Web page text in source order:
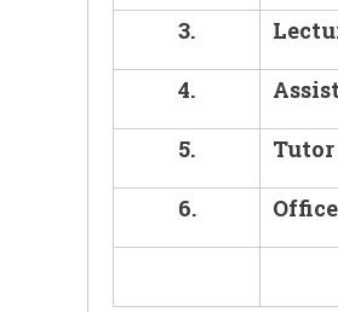
3.
4.
5. Tutor
6.